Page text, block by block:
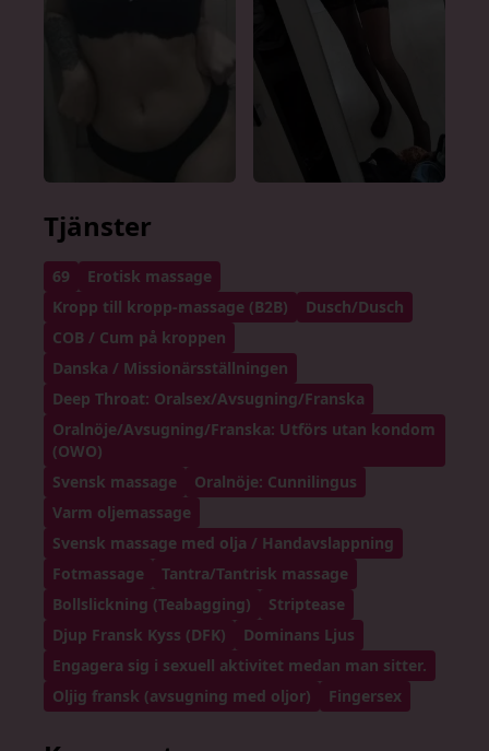
Tjänster
69
Erotisk massage
Kropp till kropp-massage (B2B)
Dusch/Dusch
COB / Cum på kroppen
Danska / Missionärsställningen
Deep Throat: Oralsex/Avsugning/Franska
Oralnöje/Avsugning/Franska: Utförs utan kondom
(OWO)
Svensk massage
Oralnöje: Cunnilingus
Varm oljemassage
Svensk massage med olja / Handavslappning
Fotmassage
Tantra/Tantrisk massage
Bollslickning (Teabagging)
Striptease
Djup Fransk Kyss (DFK)
Dominans Ljus
Engagera sig i sexuell aktivitet medan man sitter.
Oljig fransk (avsugning med oljor)
Fingersex